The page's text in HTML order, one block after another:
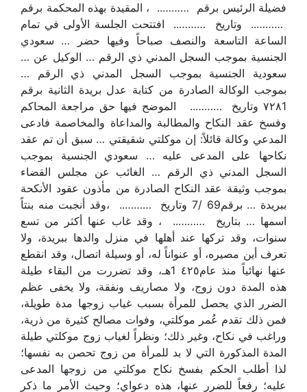
فضيلة الرئيس برقم ……….. ، المقيدة بهذه المحكمة برقم
……….. وتاريخ ……….. افتتحت الجلسة الأولى في تمام
الساعة التاسعة والنصف صباحاً وفيها حضر … سعودي
الجنسية بموجب السجل المدني ذي الرقم … الوكيل عن …
سعودية الجنسية بموجب السجل المدني ذي الرقم …
بموجب الوكالة الصادرة من كتابة عدل بريدة الثانية برقم
٧٢٨1 وتاريخ ……….. الموضح فيها حق مراجعة المحاكم
وفسخ عقد النكاح والمطالبة والمداعاة والمخاصمة فادعى
المدعي وكالة قائلاً: إن موكلتي شقيقتي … سبق أن تم عقد
نكاحها على المدعى عليه … سعودي الجنسية بموجب
السجل المدني ذي الرقم … الغائب عن مجلس القضاء
بموجب وثيقة عقد النكاح الصادرة من مأذون عقود الأنكحة
ببريدة … برقم69 /7 وتاريخ ……….. ،وقد أنجبت منه بنتاً
اسمها … بتاريخ ……….. ، وقد غاب عنها أكثر من تسع
سنوات، وقد تركها عند أهلها في منزل والدها ببريدة، ولا
تعرف أين مصيره، أو عنواناً له، أو وسيلة اتصال، وقد انقطع
عنها نهائياً منذ عام٤٢٥ 1هـ، وقد تضررت من البقاء طيلة
هذه المدة دون زوج، ولا مصاريف ونفقة، ولا يخفى عظم
الضرر الذي يحصل للمرأة بسبب غياب زوجها مدة طويلة،
فمن ذلك تقدم عُمر موكلتي، وفوات مصالح كثيرة من ذرية،
وراغب في نكاح، وغير ذلك؛ ونظراً لغياب زوج موكلتي طيلة
المدة المذكورة التي لا بد للمرأة من زوج تحصن به نفسها؛
لذا أطلب الحكم بفسخ نكاح موكلتي من زوجها المدعى
عليه؛ رفعاً للضرر عنها، هذه دعواي؛ وحيث الأمر ما ذكر